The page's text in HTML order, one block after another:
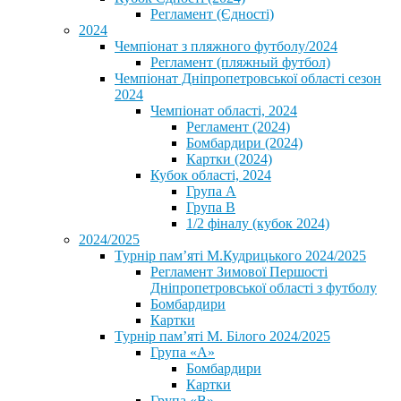
Регламент (Єдності)
2024
Чемпіонат з пляжного футболу/2024
Регламент (пляжный футбол)
Чемпіонат Дніпропетровської області сезон
2024
Чемпіонат області, 2024
Регламент (2024)
Бомбардири (2024)
Картки (2024)
Кубок області, 2024
Група А
Група В
1/2 фіналу (кубок 2024)
2024/2025
Турнір пам’яті М.Кудрицького 2024/2025
Регламент Зимової Першості
Дніпропетровської області з футболу
Бомбардири
Картки
Турнір пам’яті М. Білого 2024/2025
Група «А»
Бомбардири
Картки